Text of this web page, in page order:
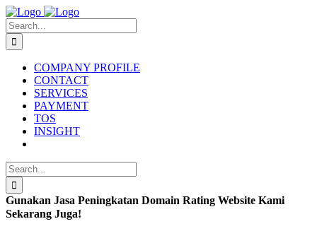
Skip
to
content
Search
for:
COMPANY PROFILE
CONTACT
SERVICES
PAYMENT
TOS
INSIGHT
Search
for:
Gunakan Jasa Peningkatan Domain Rating Website Kami
Sekarang Juga!